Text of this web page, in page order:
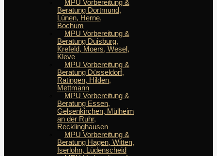
MPU Vorbereitung &
Beratung Dortmund,
Lünen, Herne,
Bochum
MPU Vorbereitung &
Beratung Duisburg,
Krefeld, Moers, Wesel,
Kleve
MPU Vorbereitung &
Beratung Düsseldorf,
Ratingen, Hilden,
Mettmann
MPU Vorbereitung &
Beratung Essen,
Gelsenkirchen, Mülheim
an der Ruhr,
Recklinghausen
MPU Vorbereitung &
Beratung Hagen, Witten,
Iserlohn, Lüdenscheid